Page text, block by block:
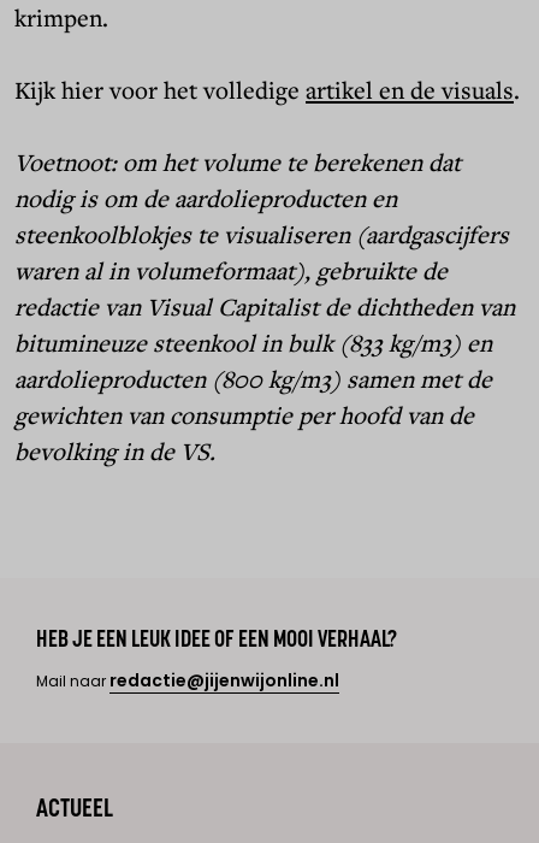
krimpen.
Kijk hier voor het volledige artikel en de visuals.
Voetnoot: om het volume te berekenen dat
nodig is om de aardolieproducten en
steenkoolblokjes te visualiseren (aardgascijfers
waren al in volumeformaat), gebruikte de
redactie van Visual Capitalist de dichtheden van
bitumineuze steenkool in bulk (833 kg/m3) en
aardolieproducten (800 kg/m3) samen met de
gewichten van consumptie per hoofd van de
bevolking in de VS.
HEB JE EEN LEUK IDEE OF EEN MOOI VERHAAL?
Mail naar redactie@jijenwijonline.nl
ACTUEEL